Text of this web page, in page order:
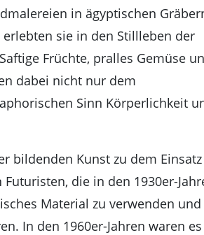
in ägyptischen
sie in den Stillleben der
Früchte, pralles Gemüse
dabei nicht nur dem
Sinn Körperlichkeit
bildenden Kunst zu dem
die in den 1930er-
Material zu verwenden
In den 1960er-Jahren waren es